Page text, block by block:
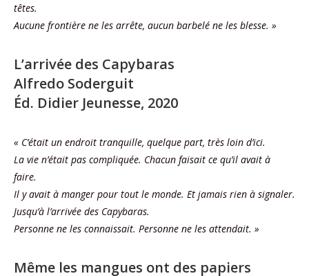
têtes.
Aucune frontière ne les arrête, aucun barbelé ne les blesse. »
L’arrivée des Capybaras
Alfredo Soderguit
Éd. Didier Jeunesse, 2020
« C’était un endroit tranquille, quelque part, très loin d’ici.
La vie n’était pas compliquée. Chacun faisait ce qu’il avait à
faire.
Il y avait à manger pour tout le monde. Et jamais rien à signaler.
Jusqu’à l’arrivée des Capybaras.
Personne ne les connaissait. Personne ne les attendait. »
Même les mangues ont des papiers